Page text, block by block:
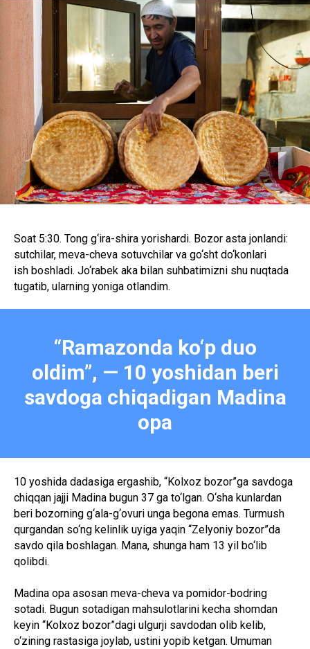
Soat 5:30. Tong g‘ira-shira yorishardi. Bozor asta jonlandi:
sutchilar, meva-cheva sotuvchilar va go‘sht do‘konlari
ish boshladi. Jo‘rabek aka bilan suhbatimizni shu nuqtada
tugatib, ularning yoniga otlandim.
“Ramazonda ko‘p duo
oldim”, — 10 yoshidan beri
savdoga chiqadigan Madina
opa
10 yoshida dadasiga ergashib, “Kolxoz bozor”ga savdoga
chiqqan jajji Madina bugun 37 ga to‘lgan. O‘sha kunlardan
beri bozorning g‘ala-g‘ovuri unga begona emas. Turmush
qurgandan so‘ng kelinlik uyiga yaqin “Zelyoniy bozor”da
savdo qila boshlagan. Mana, shunga ham 13 yil bo‘lib
qolibdi.
Madina opa asosan meva-cheva va pomidor-bodring
sotadi. Bugun sotadigan mahsulotlarini kecha shomdan
keyin “Kolxoz bozor”dagi ulgurji savdodan olib kelib,
o‘zining rastasiga joylab, ustini yopib ketgan. Umuman